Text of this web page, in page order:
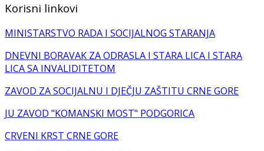
Korisni linkovi
MINISTARSTVO RADA I SOCIJALNOG STARANJA
DNEVNI BORAVAK ZA ODRASLA I STARA LICA I STARA
LICA SA INVALIDITETOM
ZAVOD ZA SOCIJALNU I DJEČJU ZAŠTITU CRNE GORE
JU ZAVOD "KOMANSKI MOST" PODGORICA
CRVENI KRST CRNE GORE